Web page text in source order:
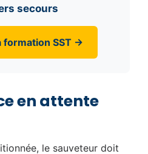
secours
formation SST →
en attente
le sauveteur doit